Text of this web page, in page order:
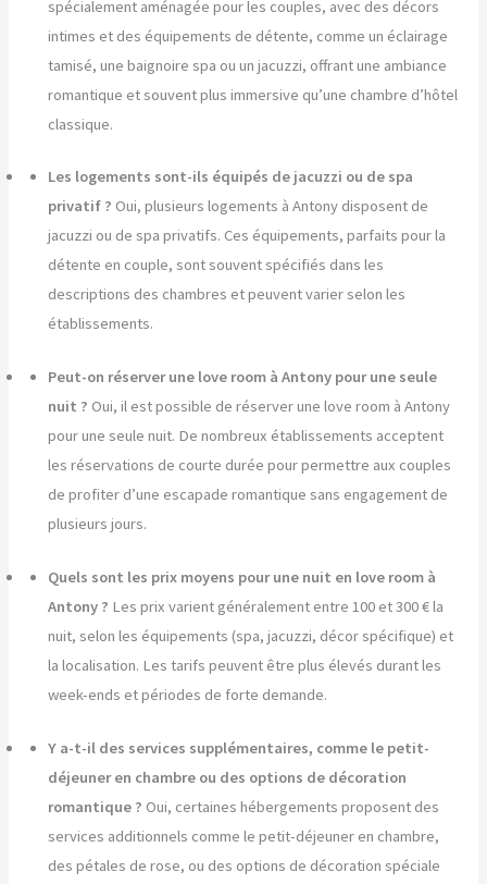
spécialement aménagée pour les couples, avec des décors
intimes et des équipements de détente, comme un éclairage
tamisé, une baignoire spa ou un jacuzzi, offrant une ambiance
romantique et souvent plus immersive qu’une chambre d’hôtel
classique.
Les logements sont-ils équipés de jacuzzi ou de spa
privatif ? Oui, plusieurs logements à Antony disposent de
jacuzzi ou de spa privatifs. Ces équipements, parfaits pour la
détente en couple, sont souvent spécifiés dans les
descriptions des chambres et peuvent varier selon les
établissements.
Peut-on réserver une love room à Antony pour une seule
nuit ? Oui, il est possible de réserver une love room à Antony
pour une seule nuit. De nombreux établissements acceptent
les réservations de courte durée pour permettre aux couples
de profiter d’une escapade romantique sans engagement de
plusieurs jours.
Quels sont les prix moyens pour une nuit en love room à
Antony ? Les prix varient généralement entre 100 et 300 € la
nuit, selon les équipements (spa, jacuzzi, décor spécifique) et
la localisation. Les tarifs peuvent être plus élevés durant les
week-ends et périodes de forte demande.
Y a-t-il des services supplémentaires, comme le petit-
déjeuner en chambre ou des options de décoration
romantique ? Oui, certaines hébergements proposent des
services additionnels comme le petit-déjeuner en chambre,
des pétales de rose, ou des options de décoration spéciale